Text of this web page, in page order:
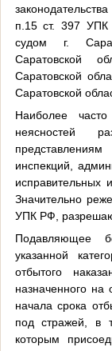
п.15 ст. 397
судом г.
Саратовской
Саратовской
Саратовской
Наиболее
неясностей
инспекций,
исправительных
Значительно
УПК РФ,
Подавляющее
указанной
отбытого
назначенного
начала срока
под стражей, в
которым